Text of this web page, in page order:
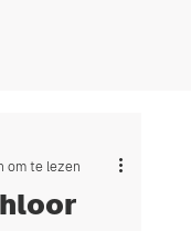
om te lezen